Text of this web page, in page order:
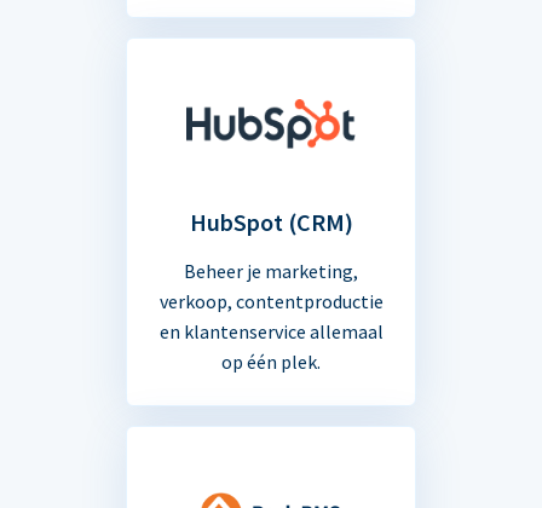
HubSpot (CRM)
Beheer je marketing,
verkoop, contentproductie
en klantenservice allemaal
op één plek.